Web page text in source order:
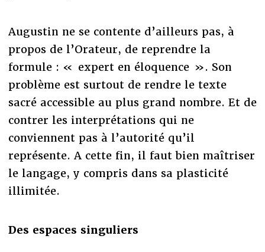
Augustin ne se contente d’ailleurs pas, à
propos de l’Orateur, de reprendre la
formule : « expert en éloquence ». Son
problème est surtout de rendre le texte
sacré accessible au plus grand nombre. Et de
contrer les interprétations qui ne
conviennent pas à l’autorité qu’il
représente. A cette fin, il faut bien maîtriser
le langage, y compris dans sa plasticité
illimitée.
Des espaces singuliers